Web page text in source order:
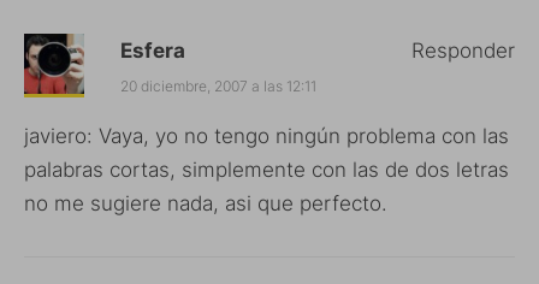
Esfera
20 diciembre, 2007 a las 12:11
javiero: Vaya, yo no tengo ningún problema con las
palabras cortas, simplemente con las de dos letras
no me sugiere nada, asi que perfecto.
Responder